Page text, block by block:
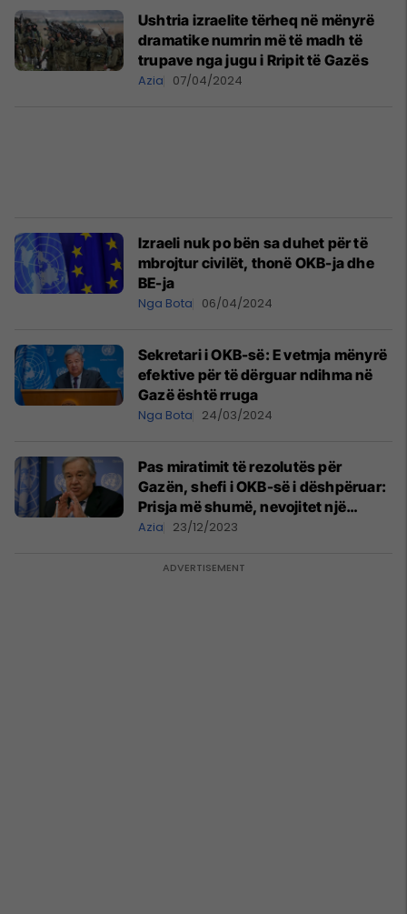
Ushtria izraelite tërheq në mënyrë
dramatike numrin më të madh të
trupave nga jugu i Rripit të Gazës
Azia 07/04/2024
Izraeli nuk po bën sa duhet për të
mbrojtur civilët, thonë OKB-ja dhe
BE-ja
Nga Bota 06/04/2024
Sekretari i OKB-së: E vetmja mënyrë
efektive për të dërguar ndihma në
Gazë është rruga
Nga Bota 24/03/2024
Pas miratimit të rezolutës për
Gazën, shefi i OKB-së i dëshpëruar:
Prisja më shumë, nevojitet një
armëpushim humanitar
Azia 23/12/2023